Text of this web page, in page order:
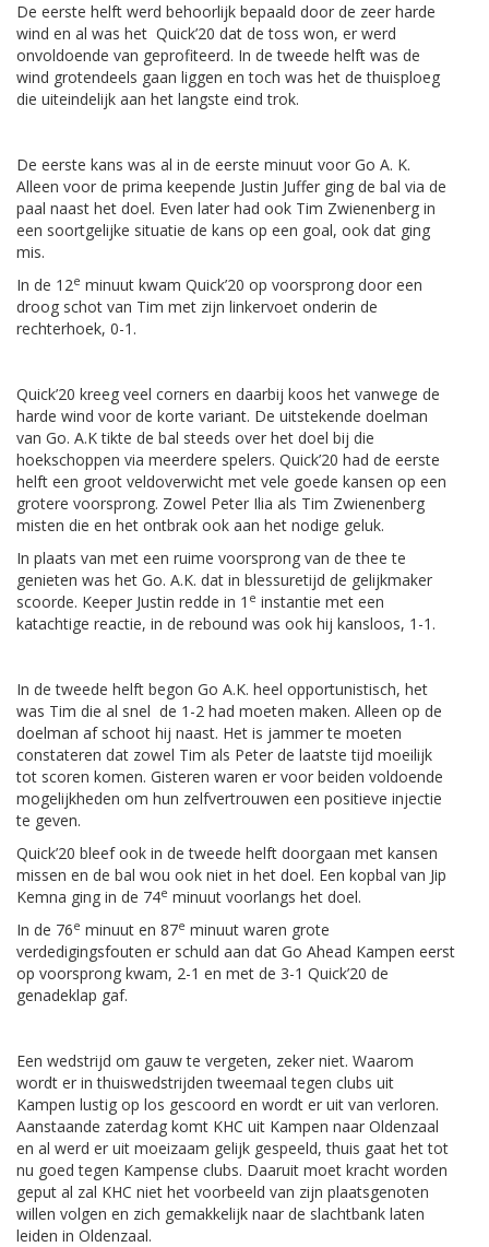
De eerste helft werd behoorlijk bepaald door de zeer harde
wind en al was het Quick’20 dat de toss won, er werd
onvoldoende van geprofiteerd. In de tweede helft was de
wind grotendeels gaan liggen en toch was het de thuisploeg
die uiteindelijk aan het langste eind trok.
De eerste kans was al in de eerste minuut voor Go A. K.
Alleen voor de prima keepende Justin Juffer ging de bal via de
paal naast het doel. Even later had ook Tim Zwienenberg in
een soortgelijke situatie de kans op een goal, ook dat ging
mis.
In de 12e minuut kwam Quick’20 op voorsprong door een
droog schot van Tim met zijn linkervoet onderin de
rechterhoek, 0-1.
Quick’20 kreeg veel corners en daarbij koos het vanwege de
harde wind voor de korte variant. De uitstekende doelman
van Go. A.K tikte de bal steeds over het doel bij die
hoekschoppen via meerdere spelers. Quick’20 had de eerste
helft een groot veldoverwicht met vele goede kansen op een
grotere voorsprong. Zowel Peter Ilia als Tim Zwienenberg
misten die en het ontbrak ook aan het nodige geluk.
In plaats van met een ruime voorsprong van de thee te
genieten was het Go. A.K. dat in blessuretijd de gelijkmaker
scoorde. Keeper Justin redde in 1 e instantie met een
katachtige reactie, in de rebound was ook hij kansloos, 1-1.
In de tweede helft begon Go A.K. heel opportunistisch, het
was Tim die al snel de 1-2 had moeten maken. Alleen op de
doelman af schoot hij naast. Het is jammer te moeten
constateren dat zowel Tim als Peter de laatste tijd moeilijk
tot scoren komen. Gisteren waren er voor beiden voldoende
mogelijkheden om hun zelfvertrouwen een positieve injectie
te geven.
Quick’20 bleef ook in de tweede helft doorgaan met kansen
missen en de bal wou ook niet in het doel. Een kopbal van Jip
Kemna ging in de 74e minuut voorlangs het doel.
In de 76e minuut en 87e minuut waren grote
verdedigingsfouten er schuld aan dat Go Ahead Kampen eerst
op voorsprong kwam, 2-1 en met de 3-1 Quick’20 de
genadeklap gaf.
Een wedstrijd om gauw te vergeten, zeker niet. Waarom
wordt er in thuiswedstrijden tweemaal tegen clubs uit
Kampen lustig op los gescoord en wordt er uit van verloren.
Aanstaande zaterdag komt KHC uit Kampen naar Oldenzaal
en al werd er uit moeizaam gelijk gespeeld, thuis gaat het tot
nu goed tegen Kampense clubs. Daaruit moet kracht worden
geput al zal KHC niet het voorbeeld van zijn plaatsgenoten
willen volgen en zich gemakkelijk naar de slachtbank laten
leiden in Oldenzaal.